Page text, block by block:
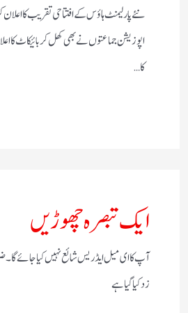
نئے پارلیمنٹ ہاؤس کے افتتاحی تقریب کا
اپوزیشن جماعتوں نے بھی کھل کر بائیکاٹ کا
کا…
ایک تبصرہ چھوڑیں
آپ کا ای میل ایڈریس شائع نہیں کیا جائے گا۔
زد کیا گیا ہے